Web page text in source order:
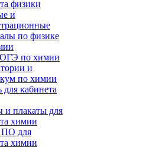
физики
и
по физике
по химии
и
по химии
кабинета
и плакаты для
химии
для
химии